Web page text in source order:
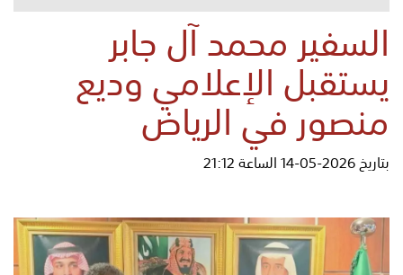
السفير محمد آل جابر
يستقبل الإعلامي وديع
منصور في الرياض
بتاريخ 2026-05-14 الساعة 21:12